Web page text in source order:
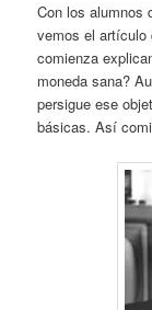
Con los alumnos
vemos el artículo
comienza
moneda sana?
persigue ese
básicas. Así